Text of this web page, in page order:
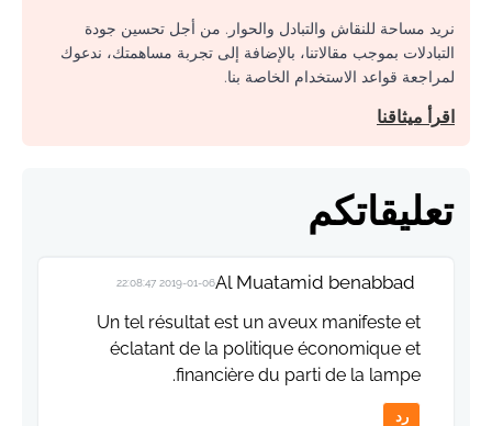
نريد مساحة للنقاش والتبادل والحوار. من أجل تحسين جودة
التبادلات بموجب مقالاتنا، بالإضافة إلى تجربة مساهمتك، ندعوك
لمراجعة قواعد الاستخدام الخاصة بنا.
اقرأ ميثاقنا
تعليقاتكم
Al Muatamid benabbad
2019-01-06 22:08:47
Un tel résultat est un aveux manifeste et
éclatant de la politique économique et
financière du parti de la lampe.
رد